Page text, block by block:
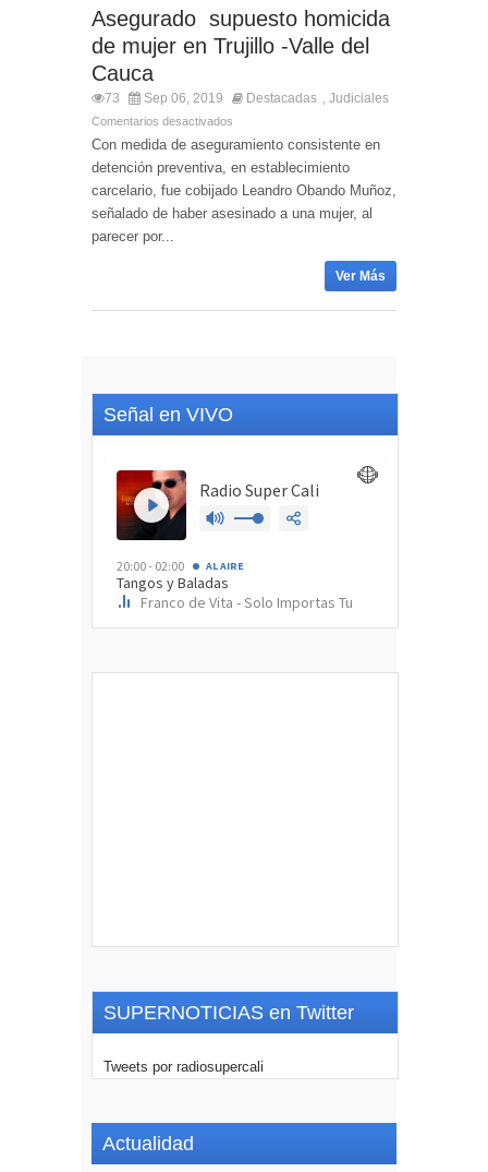
Asegurado supuesto homicida
de mujer en Trujillo -Valle del
Cauca
73 Sep 06, 2019 Destacadas Judiciales
Comentarios desactivados
Con medida de aseguramiento consistente en
detención preventiva, en establecimiento
carcelario, fue cobijado Leandro Obando Muñoz,
señalado de haber asesinado a una mujer, al
parecer por...
Ver Más
Señal en VIVO
SUPERNOTICIAS en Twitter
Tweets por radiosupercali
Actualidad